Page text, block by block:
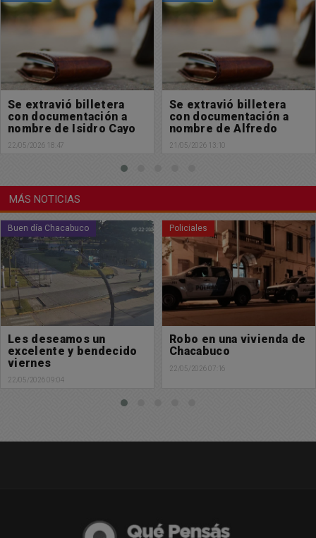
Se extravió billetera
con documentación a
nombre de Alfredo
Ferrari
21/05/2026 13:10
Se extravió
con
nombre de Sofía
Mollier
20/05/2026 18:20
MÁS NOTICIAS
un
bendecido
Policiales
Robo en una vivienda de
Chacabuco
Policiales
Hallazgo